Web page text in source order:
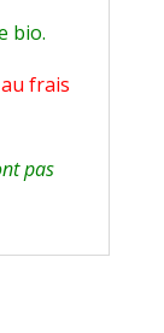
bio.
frais
pas